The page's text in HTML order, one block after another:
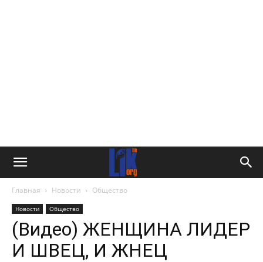
Главная Новости Общество
Новости Общество
(Видео) ЖЕНЩИНА ЛИДЕР
И ШВЕЦ, И ЖНЕЦ